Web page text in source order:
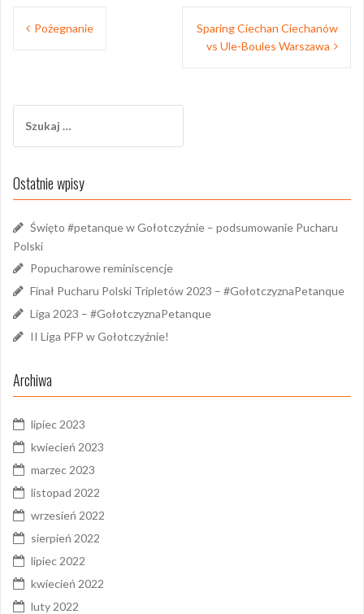
Nawigacja
wpisu
Pożegnanie
Sparing Ciechan Ciechanów
vs Ule-Boules Warszawa
Ostatnie wpisy
Święto #petanque w Gołotczyźnie – podsumowanie Pucharu
Polski
Popucharowe reminiscencje
Finał Pucharu Polski Tripletów 2023 – #GołotczyznaPetanque
Liga 2023 – #GołotczyznaPetanque
II Liga PFP w Gołotczyźnie!
Archiwa
lipiec 2023
kwiecień 2023
marzec 2023
listopad 2022
wrzesień 2022
sierpień 2022
lipiec 2022
kwiecień 2022
luty 2022